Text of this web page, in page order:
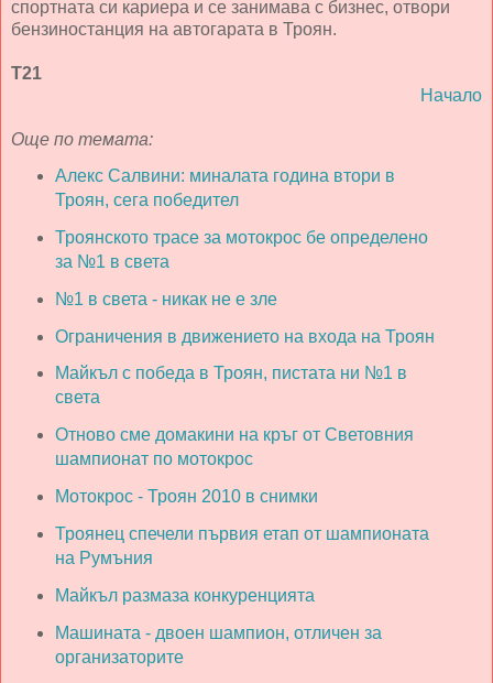
спортната си кариера и се занимава с бизнес, отвори
бензиностанция на автогарата в Троян.
Т21
Начало
Още по темата:
Алекс Салвини: миналата година втори в
Троян, сега победител
Троянското трасе за мотокрос бе определено
за №1 в света
№1 в света - никак не е зле
Ограничения в движението на входа на Троян
Майкъл с победа в Троян, пистата ни №1 в
света
Отново сме домакини на кръг от Световния
шампионат по мотокрос
Мотокрос - Троян 2010 в снимки
Троянец спечели първия етап от шампионата
на Румъния
Майкъл размаза конкуренцията
Машината - двоен шампион, отличен за
организаторите